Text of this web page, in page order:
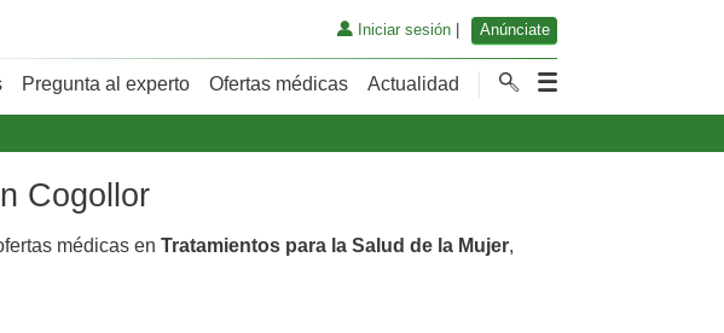
Iniciar sesión| Anúnciate
Pregunta al experto Ofertas médicas Actualidad
Cogollor
médicas en Tratamientos para la Salud de la Mujer,